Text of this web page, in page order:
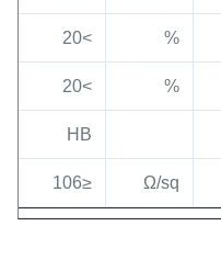
%
>20
%
>20
HB
Ω/sq
≤106